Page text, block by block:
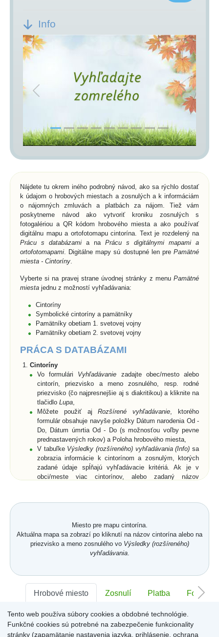
Info
Previous Next
Nájdete tu okrem iného podrobný návod, ako sa rýchlo dostať
k údajom o hrobových miestach a zosnulých a k informáciám
o nájomných zmluvách a platbách za nájom. Tiež vám
poskytneme návod ako vytvoriť kroniku zosnulých s
fotogalériou a QR kódom hrobového miesta a ako používať
digitálnu mapu a ortofotomapu cintorína. Text je rozdelený na
Prácu s databázami a na Prácu s digitálnymi mapami a
ortofotomapami . Digitálne mapy sú dostupné len pre Pamätné
miesta - Cintoríny
Vyberte si na pravej strane úvodnej stránky z menu Pamätné
miesta jednu z možností vyhľadávania:
Cintoríny
Symbolické cintoríny a pamätníky
Pamätníky obetiam 1. svetovej vojny
Pamätníky obetiam 2. svetovej vojny
PRÁCA S DATABÁZAMI
Cintoríny
Vo formulári Vyhľadávanie zadajte obec/mesto alebo
cintorín, priezvisko a meno zosnulého, resp. rodné
priezvisko (čo najpresnejšie aj s diakritikou) a kliknite na
tlačidlo Lupa
Môžete použiť ajRozšírené vyhľadávanie , ktorého
formulár obsahuje navyše položky Dátum narodenia Od -
Do, Dátum úmrtia Od - Do (s možnosťou voľby pevne
prednastavených rokov) a Poloha hrobového miesta,
V tabuľke Výsledky (rozšíreného) vyhľadávania (Info) sa
zobrazia informácie k cintorínom a zosnulým, ktorých
zadané údaje spĺňajú vyhľadávacie kritériá. Ak je v
obci/meste viac cintorínov, alebo zadaný názov
zosnulého resp. jeho rodné priezvisko) vo všetkých
Vyberte zo zoznamu cintorín alebo zosnulého a
kliknutím potvrďte výber,
Zobrazí saKarta hrobového miesta so záložkami
... (viď. popis nižšie) a buď len
Karte hrobového miesta
sú v pravom hornom rohu
ikonyMapa,GPS aZdieľať. Po kliknutí na ne sa
súradnice hrobového miesta (funkcia môže byť pre daný
cintorín uzamknutá) alebo získate URL adresu aktuálne
zobrazenej stránky.
Miesto pre mapu cintorína.
Aktuálna mapa sa zobrazí po kliknutí na názov cintorína alebo na
priezvisko a meno zosnulého vo Výsledky (rozšíreného)
vyhľadávania.
Hrobové miesto Zosnulí Platba Foto
Sektor:- Rad:- Číslo:-
Tento web používa súbory cookies a obdobné technológie.
Funkčné cookies sú potrebné na zabezpečenie funkcionality
stránky (zapamätanie nastavenia jazyka, prihlásenie, ochrana